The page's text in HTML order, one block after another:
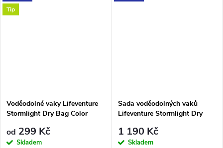
Tip
Voděodolné vaky Lifeventure
Stormlight Dry Bag Color
od 299 Kč
Skladem
Sada voděodolných vaků
Lifeventure Stormlight Dry
1 190 Kč
Skladem